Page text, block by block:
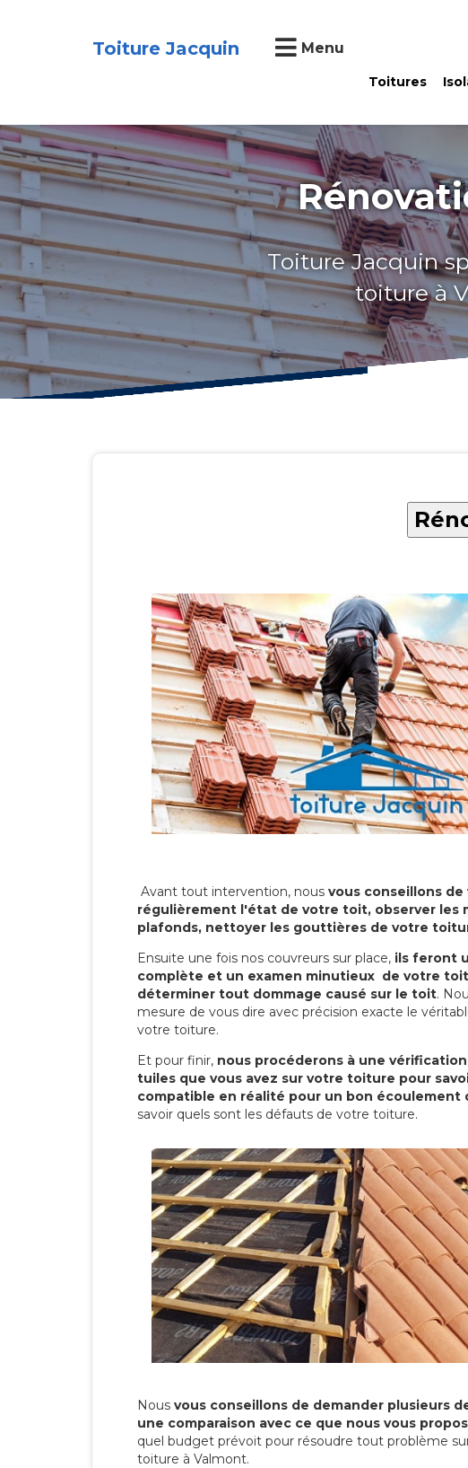
Toiture Jacquin Menu
Toitures
Toiture Jacquin
toiture à
Avant tout intervention, nous vous conseillons de
régulièrement l'état de votre toit, observer les
plafonds, nettoyer les gouttières de votre
Ensuite une fois nos couvreurs sur place, ils feront
complète et un examen minutieux de votre
déterminer tout dommage causé sur le toit.
mesure de vous dire avec précision exacte le
votre toiture.
Et pour finir, nous procéderons à une
tuiles que vous avez sur votre toiture pour
compatible en réalité pour un bon écoulement
savoir quels sont les défauts de votre toiture.
Nous vous conseillons de demander plusieurs
une comparaison avec ce que nous vous
quel budget prévoit pour résoudre tout problème
toiture à Valmont.